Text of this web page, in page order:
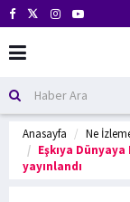
Anasayfa
Ne
Eşkıya
yayınlandı